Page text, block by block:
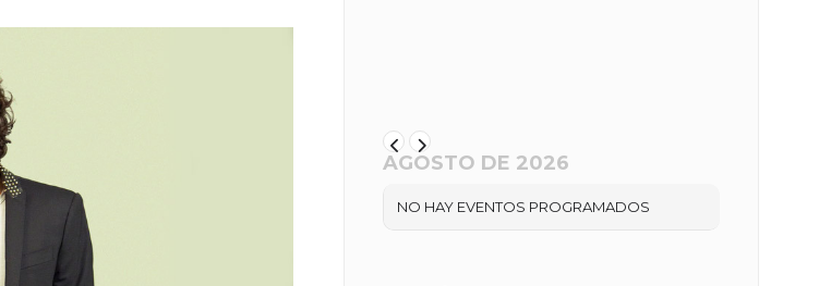
AGOSTO DE 2026
NO HAY EVENTOS PROGRAMADOS